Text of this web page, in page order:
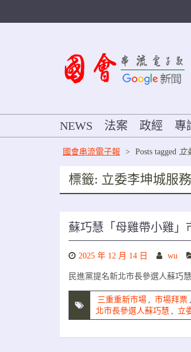
NEWS 法案 政經 專
國會串流電子報 > Posts tagged 立
標籤: 立委李坤城服
蘇巧慧「母雞帶小雞」
2025 年 12 月 14 日 wu
民進黨提名新北市長參選人蘇巧
三重重新市場 , 市場拜票 ,
北市長參選人蘇巧慧 , 立